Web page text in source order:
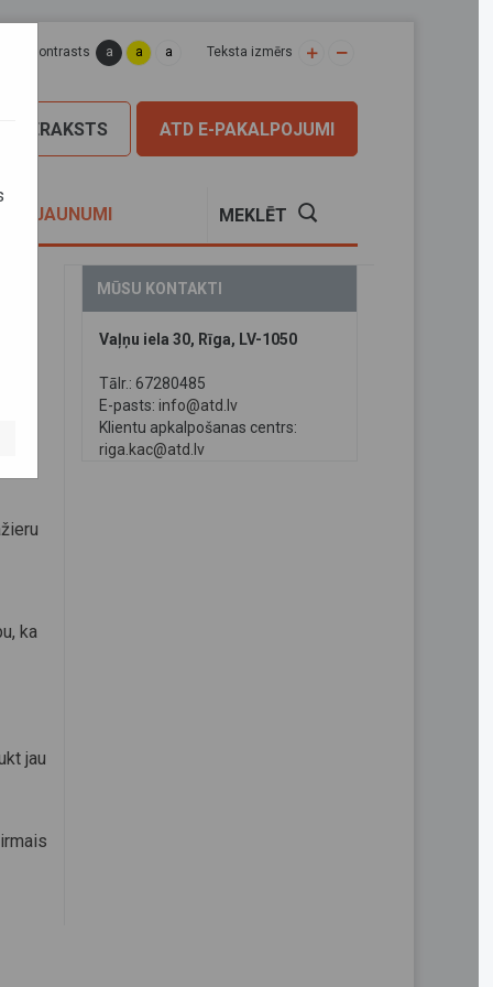
kontrasts a a a Teksta izmērs
ATD E-PAKALPOJUMI
PIERAKSTS
JAUNUMI MEKLĒT
ka
jau
MŪSU KONTAKTI
Vaļņu iela 30, Rīga, LV-1050
Tālr.: 67280485
E-pasts: info@atd.lv
Klientu apkalpošanas centrs:
riga.kac@atd.lv